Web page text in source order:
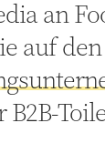
an
auf